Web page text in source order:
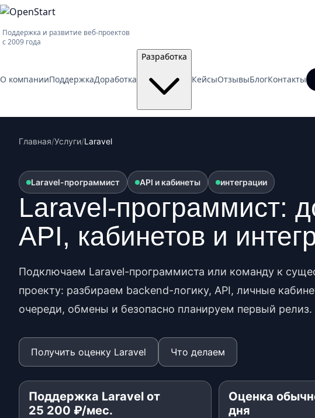
Поддержка и развитие веб-проектов
с 2009 года
О компанииПоддержкаДоработка
Разработка
КейсыОтзывыБлогКонтакты
Главная/Услуги/Laravel
Laravel-программист API и кабинеты интеграции
Laravel-программист:
API, кабинетов и
Подключаем Laravel-программиста или команду к
проекту: разбираем backend-логику, API, личные
очереди, обмены и безопасно планируем первый релиз.
Получить оценку Laravel Что делаем
Поддержка Laravel от
25 200 ₽/мес.
Оценка
дня